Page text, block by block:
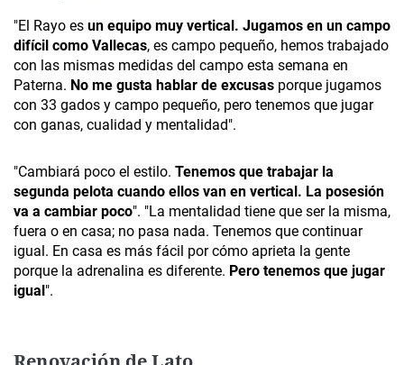
"El Rayo es un equipo muy vertical. Jugamos en un campo
difícil como Vallecas, es campo pequeño, hemos trabajado
con las mismas medidas del campo esta semana en
Paterna. No me gusta hablar de excusas porque jugamos
con 33 gados y campo pequeño, pero tenemos que jugar
con ganas, cualidad y mentalidad".
"Cambiará poco el estilo. Tenemos que trabajar la
segunda pelota cuando ellos van en vertical. La posesión
va a cambiar poco". "La mentalidad tiene que ser la misma,
fuera o en casa; no pasa nada. Tenemos que continuar
igual. En casa es más fácil por cómo aprieta la gente
porque la adrenalina es diferente. Pero tenemos que jugar
igual".